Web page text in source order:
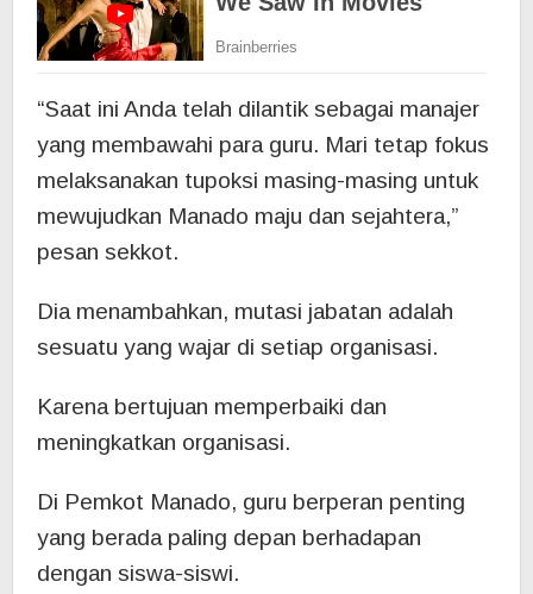
“Saat ini Anda telah dilantik sebagai manajer
yang membawahi para guru. Mari tetap fokus
melaksanakan tupoksi masing-masing untuk
mewujudkan Manado maju dan sejahtera,”
pesan sekkot.
Dia menambahkan, mutasi jabatan adalah
sesuatu yang wajar di setiap organisasi.
Karena bertujuan memperbaiki dan
meningkatkan organisasi.
Di Pemkot Manado, guru berperan penting
yang berada paling depan berhadapan
dengan siswa-siswi.